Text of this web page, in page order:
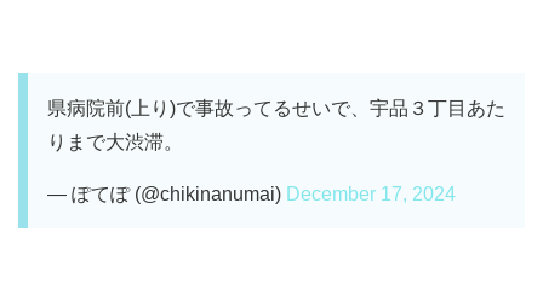
県病院前(上り)で事故ってるせいで、宇品３丁目あた
りまで大渋滞。
— ぽてぽ (@chikinanumai) December 17, 2024